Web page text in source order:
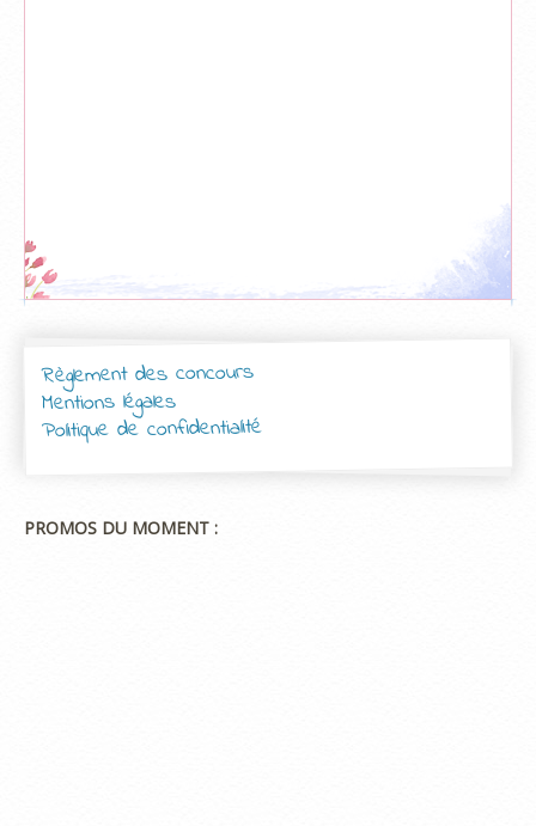
Règlement des concours
Mentions légales
Politique de confidentialité
PROMOS DU MOMENT :